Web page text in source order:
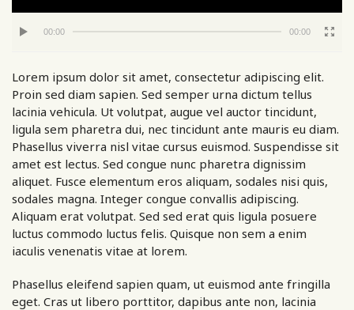
00:00 00:00
Lorem ipsum dolor sit amet, consectetur adipiscing elit.
Proin sed diam sapien. Sed semper urna dictum tellus
lacinia vehicula. Ut volutpat, augue vel auctor tincidunt,
ligula sem pharetra dui, nec tincidunt ante mauris eu diam.
Phasellus viverra nisl vitae cursus euismod. Suspendisse sit
amet est lectus. Sed congue nunc pharetra dignissim
aliquet. Fusce elementum eros aliquam, sodales nisi quis,
sodales magna. Integer congue convallis adipiscing.
Aliquam erat volutpat. Sed sed erat quis ligula posuere
luctus commodo luctus felis. Quisque non sem a enim
iaculis venenatis vitae at lorem.
Phasellus eleifend sapien quam, ut euismod ante fringilla
eget. Cras ut libero porttitor, dapibus ante non, lacinia